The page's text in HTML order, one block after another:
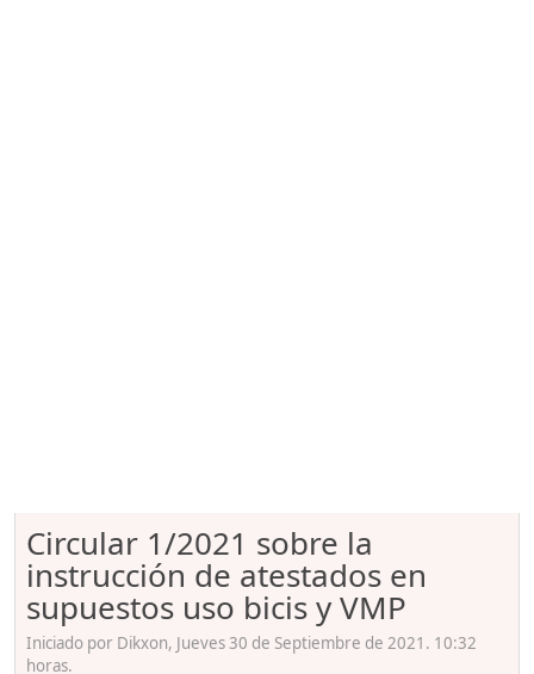
Circular 1/2021 sobre la
instrucción de atestados en
supuestos uso bicis y VMP
Iniciado por Dikxon, Jueves 30 de Septiembre de 2021. 10:32
horas.